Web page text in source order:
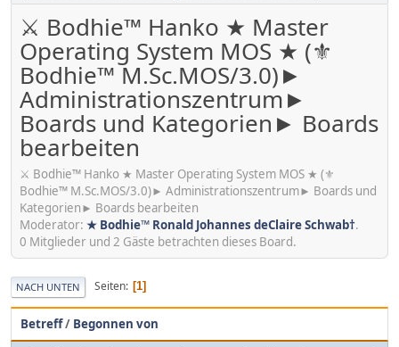
⚔ Bodhie™ Hanko ★ Master
Operating System MOS ★ (⚜
Bodhie™ M.Sc.MOS/3.0)►
Administrationszentrum►
Boards und Kategorien► Boards
bearbeiten
⚔ Bodhie™ Hanko ★ Master Operating System MOS ★ (⚜
Bodhie™ M.Sc.MOS/3.0)► Administrationszentrum► Boards und
Kategorien► Boards bearbeiten
Moderator: ★ Bodhie™ Ronald Johannes deClaire Schwab†.
0 Mitglieder und 2 Gäste betrachten dieses Board.
NACH UNTEN Seiten 1
Betreff/ Begonnen von